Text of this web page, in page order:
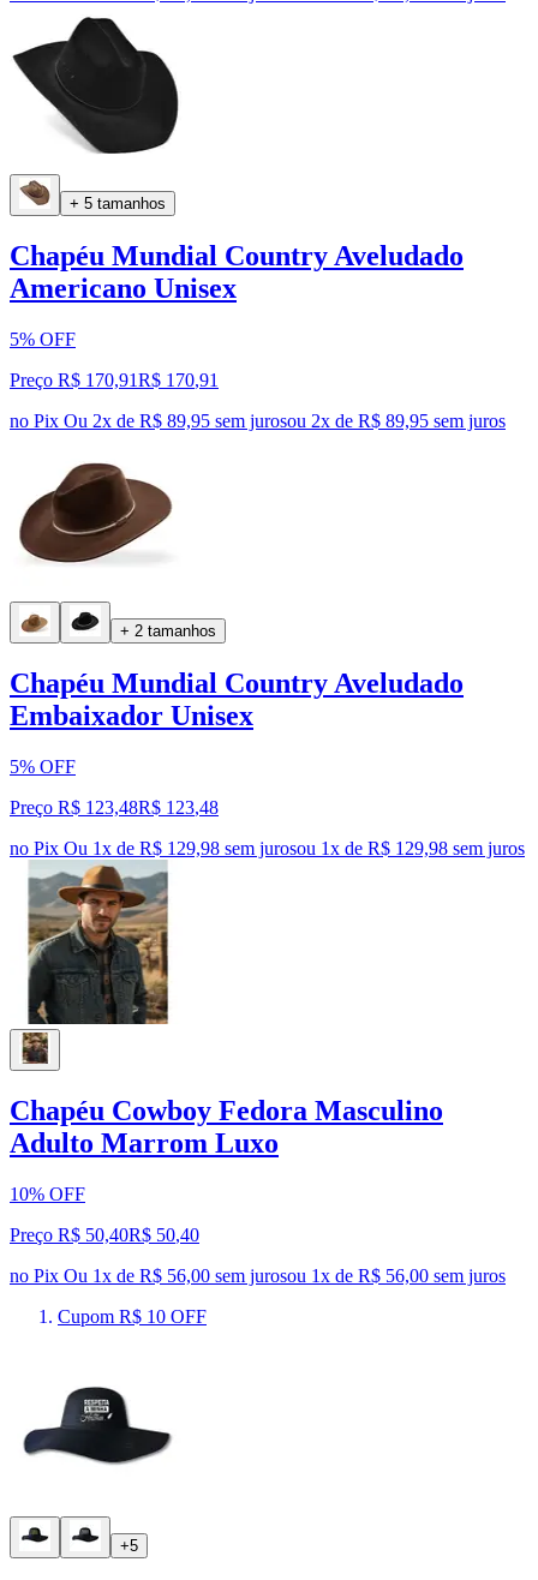
+ 5 tamanhos
Chapéu Mundial Country Aveludado
Americano Unisex
5% OFF
Preço R$ 170,91R$ 170,91
no Pix Ou 2x de R$ 89,95 sem jurosou 2x de R$ 89,95 sem juros
+ 2 tamanhos
Chapéu Mundial Country Aveludado
Embaixador Unisex
5% OFF
Preço R$ 123,48R$ 123,48
no Pix Ou 1x de R$ 129,98 sem jurosou 1x de R$ 129,98 sem juros
Chapéu Cowboy Fedora Masculino
Adulto Marrom Luxo
10% OFF
Preço R$ 50,40R$ 50,40
no Pix Ou 1x de R$ 56,00 sem jurosou 1x de R$ 56,00 sem juros
Cupom R$ 10 OFF
+5